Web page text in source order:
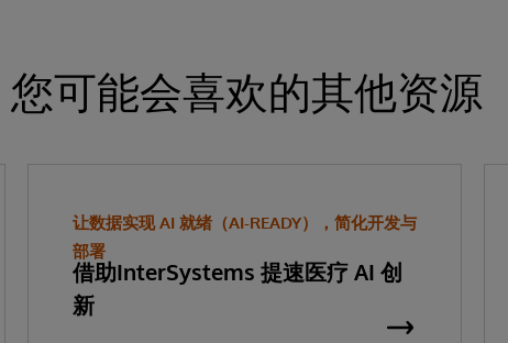
您可能会喜欢的其他资源
让数据实现 AI 就绪（AI-READY），简化开发与
部署
借助InterSystems 提速医疗 AI 创
新